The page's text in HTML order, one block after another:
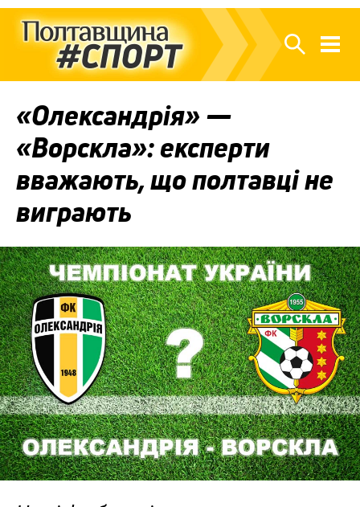
«Олександрія» —
«Ворскла»: експерти
вважають, що полтавці не
виграють